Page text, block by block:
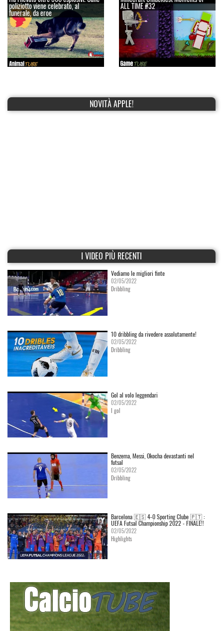
poliziotto viene celebrato, al
funerale, da eroe
ALL TIME #32
NOVITÀ APPLE!
I VIDEO PIÙ RECENTI
Vediamo le migliori finte
02/05/2022
Dribbling
10 dribbling da rivedere assolutamente!
02/05/2022
Dribbling
Gol al volo leggendari
02/05/2022
I gol
Benzema, Messi, Okocha devastanti nel
futsal
02/05/2022
Dribbling
Barcelona 🇪🇸 4-0 Sporting Clube 🇵🇹 :
UEFA Futsal Championship 2022 - FINALE!!
02/05/2022
Highlights